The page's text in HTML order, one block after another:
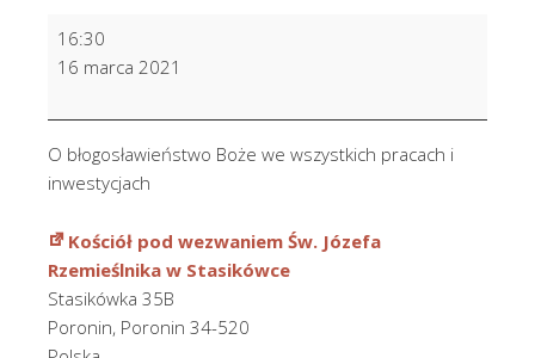
błogosł.
wszystkich
pracach
inwestycjach
16:30
16 marca 2021
O błogosławieństwo Boże we wszystkich pracach i
inwestycjach
Kościół pod wezwaniem Św. Józefa
Rzemieślnika w Stasikówce
Stasikówka 35B
Poronin, Poronin 34-520